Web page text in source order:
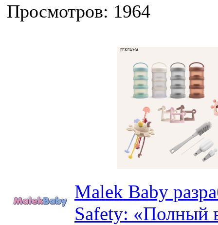
Просмотров: 1964
РЕКЛАМА
Malek Baby
Safety: «Полный